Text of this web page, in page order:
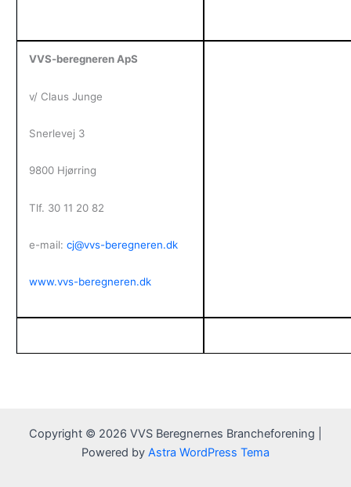
VVS-beregneren ApS
v/ Claus Junge
Snerlevej 3
9800 Hjørring
Tlf. 30 11 20 82
e-mail: cj@vvs-beregneren.dk
www.vvs-beregneren.dk
Copyright © 2026 VVS Beregnernes Brancheforening |
Powered by Astra WordPress Tema